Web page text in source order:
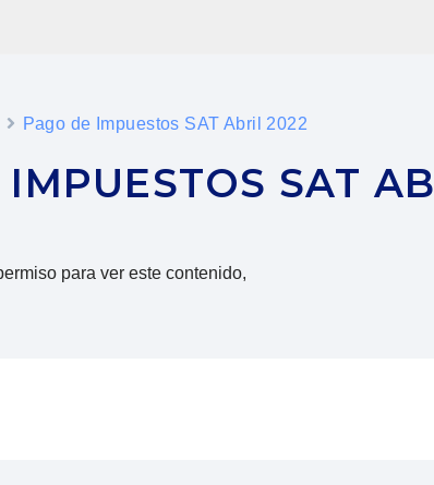
Pago de Impuestos SAT Abril 2022
IMPUESTOS SAT
para ver este contenido,